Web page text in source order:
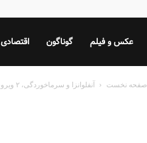
اقتصادی گوناگون عکس و فیلم
صفحه نخست آنفلوانزا و سرماخوردگی، ۲ ویروس عمده فعلی ایران